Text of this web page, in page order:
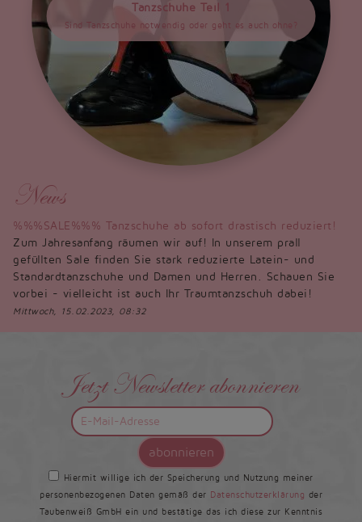
Tanzschuhe Teil 1
Sind Tanzschuhe notwendig oder geht es auch ohne?
News
%%%SALE%%% Tanzschuhe ab sofort drastisch reduziert!
Zum Jahresanfang räumen wir auf! In unserem prall
gefüllten Sale finden Sie stark reduzierte Latein- und
Standardtanzschuhe und Damen und Herren. Schauen Sie
vorbei - vielleicht ist auch Ihr Traumtanzschuh dabei!
Mittwoch, 15.02.2023, 08:32
Jetzt Newsletter abonnieren
abonnieren
Hiermit willige ich der Speicherung und Nutzung meiner
personenbezogenen Daten gemäß der Datenschutzerklärung der
Taubenweiß GmbH ein und bestätige das ich diese zur Kenntnis